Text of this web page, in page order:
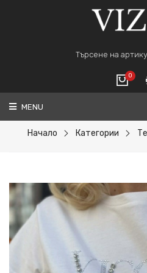
0
ВАШАТА
MENU
Начало Категории